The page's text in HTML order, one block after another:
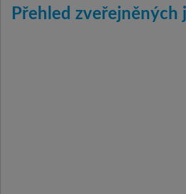
Přehled zveřejněných